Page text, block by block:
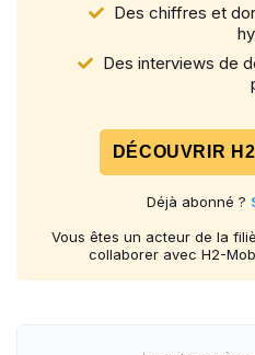
Des chiffres et
Des interviews de
DÉCOUVRIR
Déjà abonné ?
Vous êtes un acteur de la
collaborer avec H2-